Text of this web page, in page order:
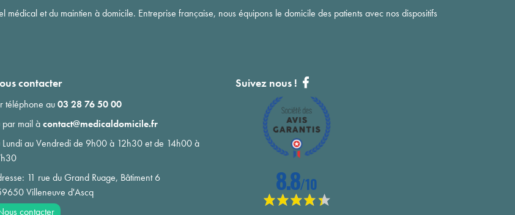
et du maintien à domicile. Entreprise française, nous équipons le domicile des patients avec nos dispositifs
contacter
téléphone au03 28 76 50 00
par mail àcontact@medicaldomicile.fr
Lundi au Vendredi de 9h00 à 12h30 et de 14h00 à
11 rue du Grand Ruage, Bâtiment 6
Villeneuve d'Ascq
contacter
Suivez nous !